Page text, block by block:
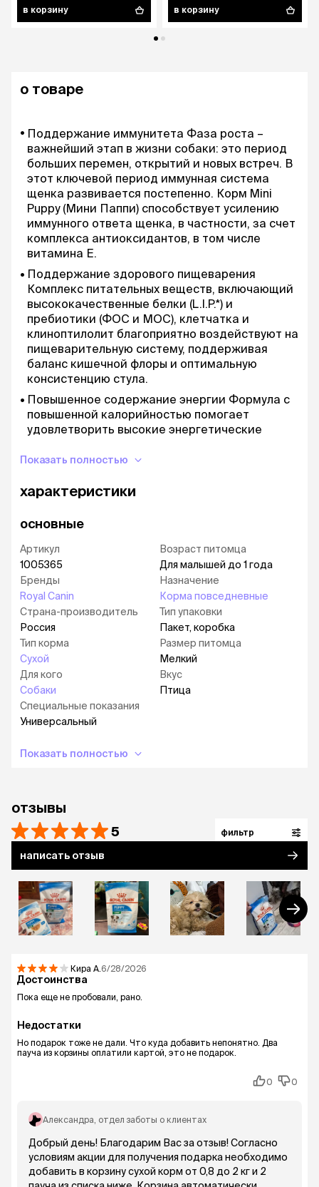
в корзину в корзину
о товаре
Поддержание иммунитета Фаза роста –
важнейший этап в жизни собаки: это период
больших перемен, открытий и новых встреч. В
этот ключевой период иммунная система
щенка развивается постепенно. Корм Mini
Puppy (Мини Паппи) способствует усилению
иммунного ответа щенка, в частности, за счет
комплекса антиоксидантов, в том числе
витамина Е.
Поддержание здорового пищеварения
Комплекс питательных веществ, включающий
высококачественные белки (L.I.P.*) и
пребиотики (ФОС и МОС), клетчатка и
клиноптилолит благоприятно воздействуют на
пищеварительную систему, поддерживая
баланс кишечной флоры и оптимальную
консистенцию стула.
Повышенное содержание энергии Формула с
повышенной калорийностью помогает
удовлетворить высокие энергетические
Поддержание развития мозга. Формула
которая поддерживает развитие мозга и
прочитать в статье «Обзор кормов для собак
Royal Canin» —
Показать полностью
характеристики
основные
Артикул
1005365
Бренды
Royal Canin
Страна-производитель
Россия
Тип корма
Сухой
Для кого
Собаки
Специальные показания
Универсальный
Возраст питомца
Для малышей до 1 года
Назначение
Корма повседневные
Тип упаковки
Пакет, коробка
Размер питомца
Мелкий
Вкус
Птица
Показать полностью
отзывы
5 фильтр
написать отзыв
Кира А. 6/28/2026
Достоинства
Пока еще не пробовали, рано.
Недостатки
Но подарок тоже не дали. Что куда добавить непонятно. Два
пауча из корзины оплатили картой, это не подарок.
0 0
Александра , отдел заботы о клиентах
Добрый день! Благодарим Вас за отзыв! Согласно
условиям акции для получения подарка необходимо
добавить в корзину сухой корм от 0,8 до 2 кг и 2